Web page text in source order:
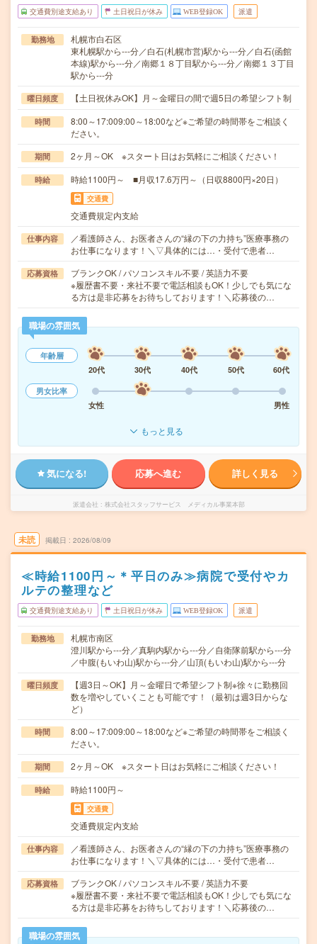
交通費別途支給あり 土日祝日が休み WEB登録OK 派遣
勤務地
札幌市白石区
東札幌駅から---分／白石(札幌市営)駅から---分／白石(函館
本線)駅から---分／南郷１８丁目駅から---分／南郷１３丁目
駅から---分
曜日頻度 【土日祝休みOK】月～金曜日の間で週5日の希望シフト制
時間
8:00～17:009:00～18:00など※ご希望の時間帯をご相談く
ださい。
期間 2ヶ月～OK ※スタート日はお気軽にご相談ください！
時給 時給1100円～ ■月収17.6万円～（日収8800円×20日）
交通費
交通費規定内支給
仕事内容
／看護師さん、お医者さんの“縁の下の力持ち”医療事務の
お仕事になります！＼▽具体的には…・受付で患者…
応募資格
ブランクOK / パソコンスキル不要 / 英語力不要
※履歴書不要・来社不要で電話相談もOK！少しでも気にな
る方は是非応募をお待ちしております！＼応募後の…
職場の雰囲気
年齢層
20代
30代 40代 50代
60代
男女比率
女性
男性
もっと見る
気になる! 応募へ進む 詳しく見る
派遣会社 株式会社スタッフサービス メディカル事業本部
未読 掲載日 2026/08/09
≪時給1100円～＊平日のみ≫病院で受付やカ
ルテの整理など
交通費別途支給あり 土日祝日が休み WEB登録OK 派遣
勤務地
札幌市南区
澄川駅から---分／真駒内駅から---分／自衛隊前駅から---分
／中腹(もいわ山)駅から---分／山頂(もいわ山)駅から---分
曜日頻度
【週3日～OK】月～金曜日で希望シフト制※徐々に勤務回
数を増やしていくことも可能です！（最初は週3日からな
ど）
時間
8:00～17:009:00～18:00など※ご希望の時間帯をご相談く
ださい。
期間 2ヶ月～OK ※スタート日はお気軽にご相談ください！
時給 時給1100円～
交通費
交通費規定内支給
仕事内容
／看護師さん、お医者さんの“縁の下の力持ち”医療事務の
お仕事になります！＼▽具体的には…・受付で患者…
応募資格
ブランクOK / パソコンスキル不要 / 英語力不要
※履歴書不要・来社不要で電話相談もOK！少しでも気にな
る方は是非応募をお待ちしております！＼応募後の…
職場の雰囲気